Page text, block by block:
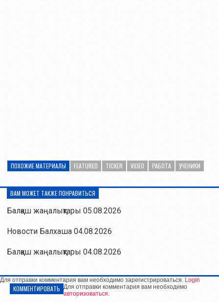
ПОХОЖИЕ МАТЕРИАЛЫ FEATURED TICKER VIDEO РАБОТА УЧЕНИКИ
ВАМ МОЖЕТ ТАКЖЕ ПОНРАВИТЬСЯ
Балқаш жаңалықтары 05.08.2026
Новости Балхаша 04.08.2026
Балқаш жаңалықтары 04.08.2026
Для отправки комментария вам необходимо зарегистрироваться. Login
КОММЕНТИРОВАТЬ Для отправки комментария вам необходимо
авторизоваться.